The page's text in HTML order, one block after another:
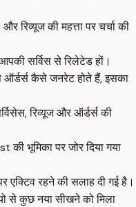
रिव्यूज की महत्ता पर चर्चा की
सर्विस से रिलेटेड हों।
कैसे जनरेट होते हैं, इसका
रिव्यूज और ऑर्डर्स की
भूमिका पर जोर दिया गया
रहने की सलाह दी गई है।
से कुछ नया सीखने को मिला